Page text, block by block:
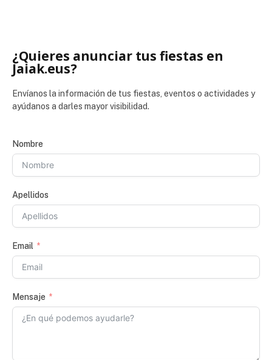
¿Quieres anunciar tus fiestas en
Jaiak.eus?
Envíanos la información de tus fiestas, eventos o actividades y
ayúdanos a darles mayor visibilidad.
Nombre
Apellidos
Email
Mensaje